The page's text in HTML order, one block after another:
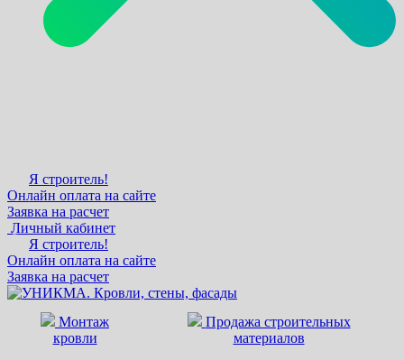
Я строитель!
Онлайн оплата на сайте
Заявка на расчет
Личный кабинет
Я строитель!
Онлайн оплата на сайте
Заявка на расчет
Монтаж
кровли
Продажа строительных
материалов